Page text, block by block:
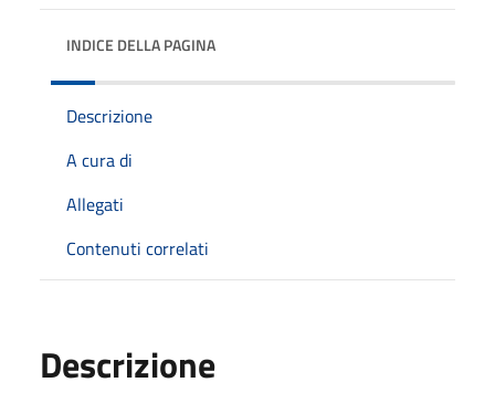
INDICE DELLA PAGINA
Descrizione
A cura di
Allegati
Contenuti correlati
Descrizione